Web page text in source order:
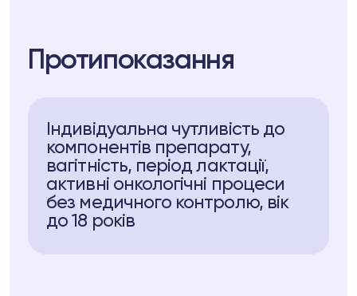
Протипоказання
Індивідуальна чутливість до
компонентів препарату,
вагітність, період лактації,
активні онкологічні процеси
без медичного контролю, вік
до 18 років